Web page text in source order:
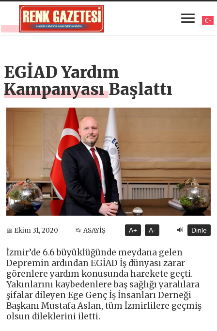
EGİAD Yardım
Kampanyası Başlattı
📅 Ekim 31, 2020 📂 ASAYİŞ A+ A- 🔊 Dinle
İzmir’de 6.6 büyüklüğünde meydana gelen
Depremin ardından EGİAD İş dünyası zarar
görenlere yardım konusunda harekete geçti.
Yakınlarını kaybedenlere baş sağlığı yaralılara
şifalar dileyen Ege Genç İş İnsanları Derneği
Başkanı Mustafa Aslan, tüm İzmirlilere geçmiş
olsun dileklerini iletti.